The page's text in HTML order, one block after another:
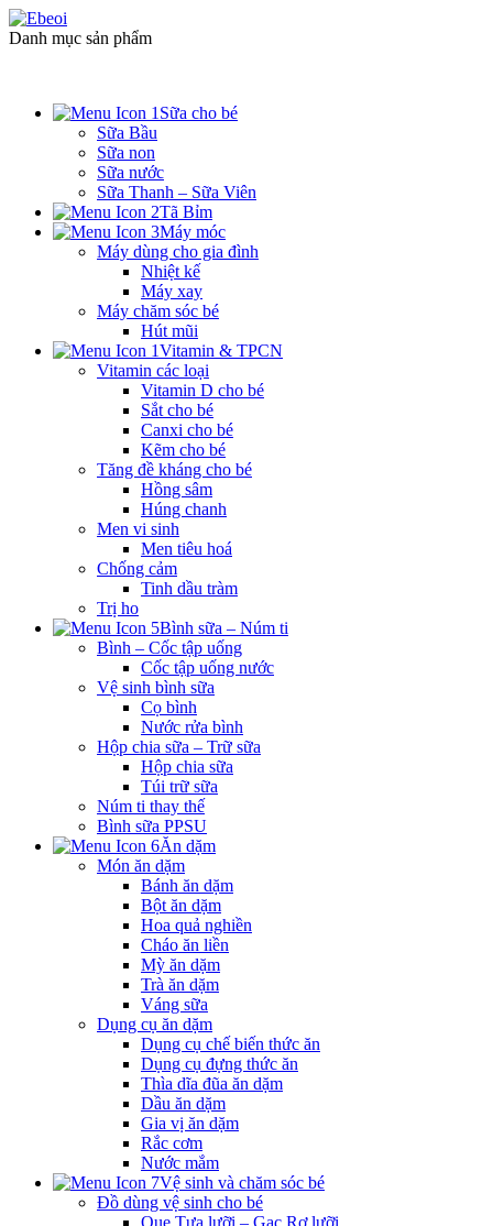
Danh mục sản phẩm
Sữa cho bé
Sữa Bầu
Sữa non
Sữa nước
Sữa Thanh – Sữa Viên
Tã Bỉm
Máy móc
Máy dùng cho gia đình
Nhiệt kế
Máy xay
Máy chăm sóc bé
Hút mũi
Vitamin & TPCN
Vitamin các loại
Vitamin D cho bé
Sắt cho bé
Canxi cho bé
Kẽm cho bé
Tăng đề kháng cho bé
Hồng sâm
Húng chanh
Men vi sinh
Men tiêu hoá
Chống cảm
Tinh dầu tràm
Trị ho
Bình sữa – Núm ti
Bình – Cốc tập uống
Cốc tập uống nước
Vệ sinh bình sữa
Cọ bình
Nước rửa bình
Hộp chia sữa – Trữ sữa
Hộp chia sữa
Túi trữ sữa
Núm ti thay thế
Bình sữa PPSU
Ăn dặm
Món ăn dặm
Bánh ăn dặm
Bột ăn dặm
Hoa quả nghiền
Cháo ăn liền
Mỳ ăn dặm
Trà ăn dặm
Váng sữa
Dụng cụ ăn dặm
Dụng cụ chế biến thức ăn
Dụng cụ đựng thức ăn
Thìa dĩa đũa ăn dặm
Dầu ăn dặm
Gia vị ăn dặm
Rắc cơm
Nước mắm
Vệ sinh và chăm sóc bé
Đồ dùng vệ sinh cho bé
Que Tưa lưỡi – Gạc Rơ lưỡi